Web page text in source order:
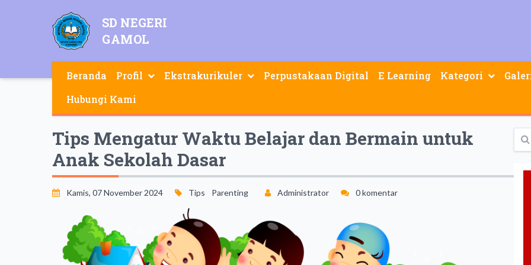
SD NEGERI
GAMOL
Beranda Profil Ekstrakurikuler Perpustakaan Digital E Learning Kategori
Hubungi Kami
Tips Mengatur Waktu Belajar dan Bermain untuk
Anak Sekolah Dasar
Kamis, 07 November 2024 Tips Parenting Administrator 0 komentar